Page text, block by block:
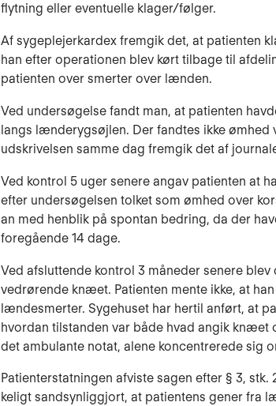
flytning eller eventuelle kla­ger/følger.
Af sygeplejerkardex fremgik det, at patienten
han ef­ter operationen blev kørt tilbage til
patienten over smerter over lænden.
Ved undersøgelse fandt man, at patienten
langs læn­derygsøjlen. Der fandtes ikke ømhed
udskrivelsen samme dag fremgik det af
Ved kontrol 5 uger senere angav patienten at
efter un­dersøgelsen tolket som ømhed over
an med henblik på spontan bedring, da der
foregående 14 dage.
Ved afsluttende kontrol 3 måneder senere
vedrørende knæet. Patienten mente ikke, at
lændesmer­ter. Sygehuset har hertil anført, at
hvordan tilstan­den var både hvad angik
det ambulante notat, alene koncentrerede sig
Patienterstatningen afviste sagen efter § 3,
keligt sandsynliggjort, at patientens gener fra